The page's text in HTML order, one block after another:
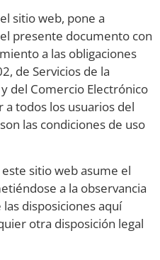
sitio web, pone a
presente documento con
a las obligaciones
de Servicios de la
del Comercio Electrónico
a todos los usuarios del
las condiciones de uso
sitio web asume el
a la observancia
disposiciones aquí
otra disposición legal